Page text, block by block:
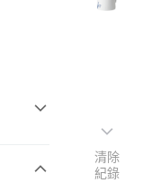
清除
紀錄